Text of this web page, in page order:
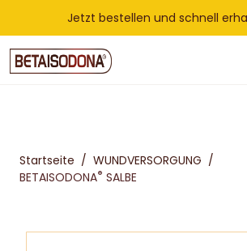
Jetzt bestellen und schnell
Startseite / WUNDVERSORGUNG /
BETAISODONA® SALBE